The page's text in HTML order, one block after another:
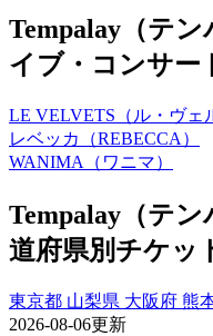
Tempalay（テ
イブ・コンサー
LE VELVETS（ル・ヴェ
レベッカ（REBECCA）
WANIMA（ワニマ）
Tempalay（テ
道府県別チケッ
東京都 山梨県 大阪府 熊
2026-08-06更新